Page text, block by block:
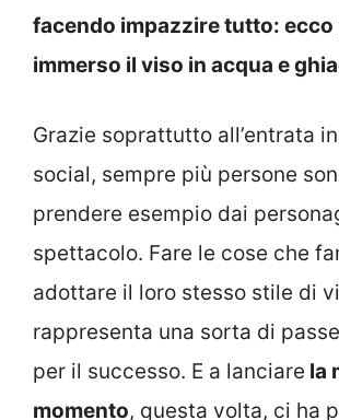
facendo impazzire tutto: ecco
immerso il viso in acqua e
Grazie soprattutto all’entrata
social, sempre più persone
prendere esempio dai
spettacolo. Fare le cose che
adottare il loro stesso stile di
rappresenta una sorta di
per il successo. E a lanciare la
momento, questa volta, ci ha